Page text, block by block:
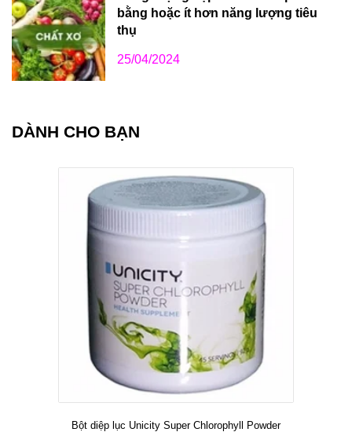
bằng hoặc ít hơn năng lượng tiêu
thụ
25/04/2024
DÀNH CHO BẠN
Bột diệp lục Unicity Super Chlorophyll Powder